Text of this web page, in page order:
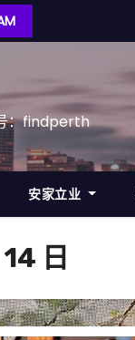
：findperth
安家立业
日